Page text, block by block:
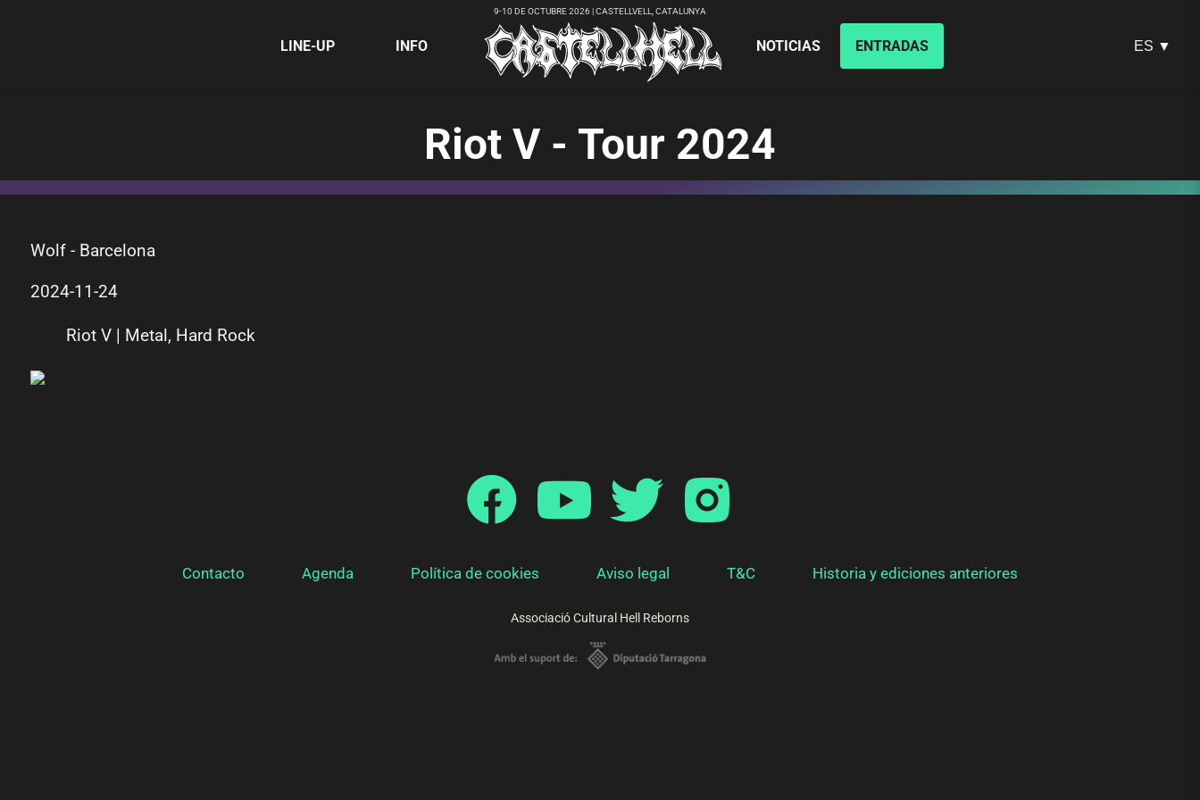
LINE-UP INFO
9-10 DE OCTUBRE 2026 | CASTELLVELL, CATALUNYA
NOTICIAS ENTRADAS ES ▼
Riot V - Tour 2024
Wolf - Barcelona
2024-11-24
Riot V | Metal, Hard Rock
Contacto Agenda Política de cookies Aviso legal T&C Historia y ediciones anteriores
Associació Cultural Hell Reborns